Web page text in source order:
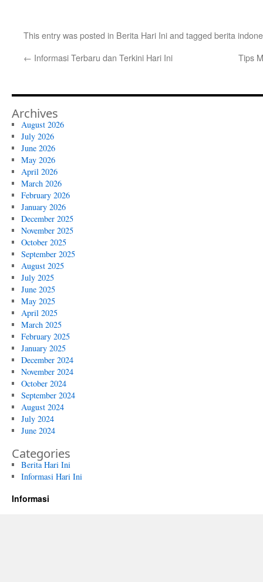
This entry was posted in Berita Hari Iniand tagged berita
← Informasi Terbaru dan Terkini Hari Ini Tips
Archives
August 2026
July 2026
June 2026
May 2026
April 2026
March 2026
February 2026
January 2026
December 2025
November 2025
October 2025
September 2025
August 2025
July 2025
June 2025
May 2025
April 2025
March 2025
February 2025
January 2025
December 2024
November 2024
October 2024
September 2024
August 2024
July 2024
June 2024
Categories
Berita Hari Ini
Informasi Hari Ini
Informasi